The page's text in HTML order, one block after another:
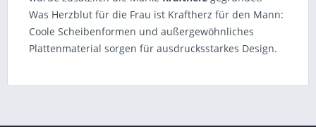
Was Herzblut für die Frau ist Kraftherz für den Mann:
Coole Scheibenformen und außergewöhnliches
Plattenmaterial sorgen für ausdrucksstarkes Design.